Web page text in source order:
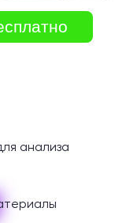
анализа